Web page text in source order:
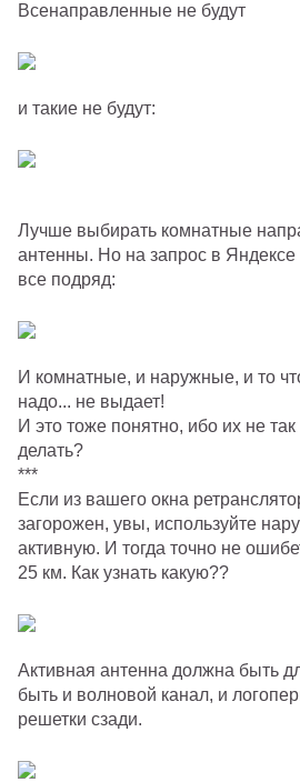
Всенаправленные не будут
и такие не будут:
Лучше выбирать комнатные
антенны. Но на запрос в
все подряд:
И комнатные, и наружные, и то
надо... не выдает!
И это тоже понятно, ибо их не
делать?
***
Если из вашего окна
загорожен, увы, используйте
активную. И тогда точно не
25 км. Как узнать какую??
Активная антенна должна быть
быть и волновой канал, и
решетки сзади.